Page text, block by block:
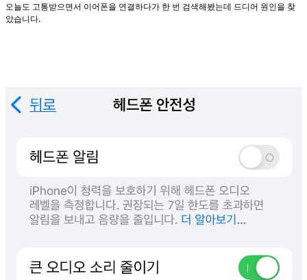
오늘도 고통받으면서 이어폰을 연결하다가 한 번 검색해봤는데 드디어 원인을 찾
았습니다.